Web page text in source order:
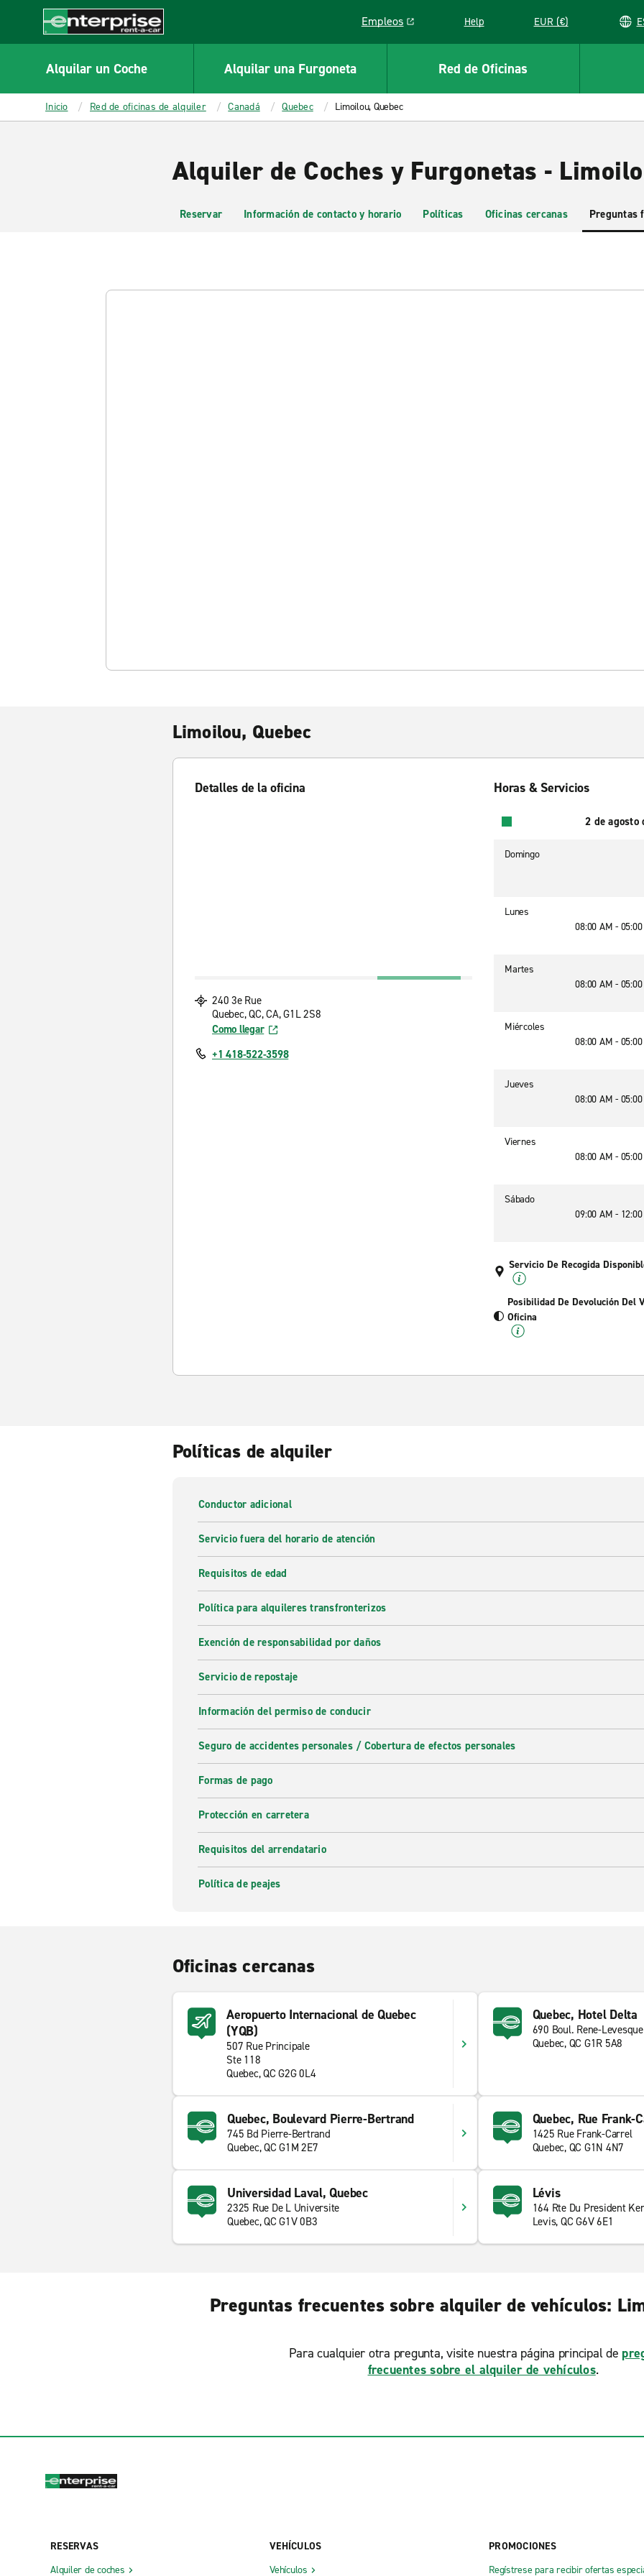
CONTENT
Enterprise
Empleos
Link opens in a new window
Help EUR (€)
Alquilar un Coche Alquilar una Furgoneta Red de Oficinas
Inicio Red de oficinas de alquiler Canadá Quebec Limoilou, Quebec
Alquiler de Coches y Furgonetas -
Reservar Información de contacto y horario Políticas Oficinas cercanas Preguntas
Limoilou, Quebec
Detalles de la oficina
240 3e Rue
Quebec, QC, CA, G1L 2S8
Como llegar
+1 418-522-3598
Horas & Servicios
2 de agosto
Domingo
Lunes
08:00 AM -
Martes
08:00 AM -
Miércoles
08:00 AM -
Jueves
08:00 AM -
Viernes
08:00 AM -
Sábado
09:00 AM -
Servicio De Recogida
Posibilidad De Devolución Del
Oficina
Políticas de alquiler
Conductor adicional
Servicio fuera del horario de atención
Requisitos de edad
Política para alquileres transfronterizos
Exención de responsabilidad por daños
Servicio de repostaje
Información del permiso de conducir
Seguro de accidentes personales / Cobertura de efectos personales
Formas de pago
Protección en carretera
Requisitos del arrendatario
Política de peajes
Oficinas cercanas
Aeropuerto Internacional de Quebec
(YQB)
507 Rue Principale
Ste 118
Quebec, QC G2G 0L4
Quebec, Hotel Delta
690 Boul. Rene-
Quebec, QC G1R 5A8
Quebec, Boulevard Pierre-Bertrand
745 Bd Pierre-Bertrand
Quebec, QC G1M 2E7
Quebec, Rue Frank-
1425 Rue Frank-Carrel
Quebec, QC G1N 4N7
Universidad Laval, Quebec
2325 Rue De L Universite
Quebec, QC G1V 0B3
Lévis
164 Rte Du President
Levis, QC G6V 6E1
Preguntas frecuentes sobre alquiler de vehículos:
Para cualquier otra pregunta, visite nuestra página principal de
frecuentes sobre el alquiler de vehículos.
RESERVAS
Alquiler de coches
VEHÍCULOS
Vehículos
PROMOCIONES
Regístrese para recibir ofertas